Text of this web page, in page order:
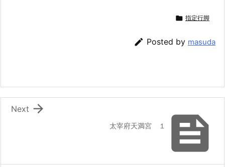
 指定行脚
 Posted by masuda

太宰府天満宮 １

Next